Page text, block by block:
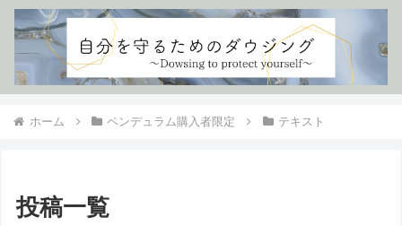
ホーム ペンデュラム購入者限定 テキスト
投稿一覧